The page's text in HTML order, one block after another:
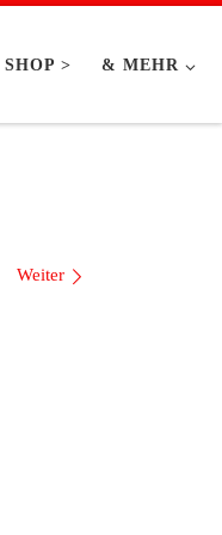
SHOP > & MEHR
Weiter